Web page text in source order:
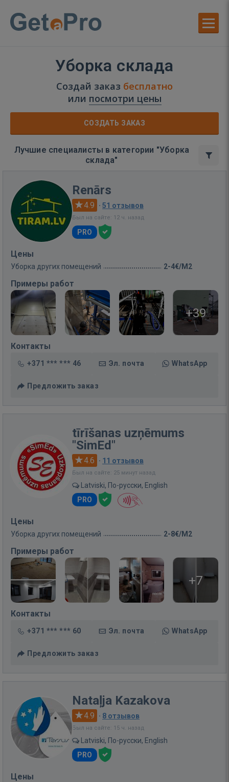
Уборка склада
Создай заказ бесплатно
или посмотри цены
СОЗДАТЬ ЗАКАЗ
Лучшие специалисты в категории "Уборка
склада"
Renārs
4.9 · 51 отзывов
Был на сайте: 12 ч. назад
PRO
Цены
Уборка других помещений 2-4€/M2
Примеры работ
+39
Контакты
+371 *** *** 46 Эл. почта WhatsApp
Предложить заказ
tīrīšanas uzņēmums
"SimEd"
4.6 · 11 отзывов
Был на сайте: 25 минут назад
Latviski, По-русски, English
PRO
Цены
Уборка других помещений 2-8€/M2
Примеры работ
+7
Контакты
+371 *** *** 60 Эл. почта WhatsApp
Предложить заказ
Nataļja Kazakova
4.9 · 8 отзывов
Был на сайте: 15 ч. назад
Latviski, По-русски, English
PRO
Цены